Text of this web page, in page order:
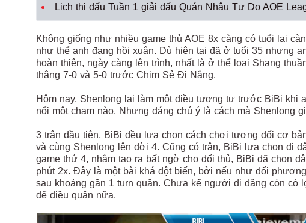
Lịch thi đấu Tuần 1 giải đấu Quán Nhậu Tự Do AOE
Không giống như nhiều game thủ AOE 8x càng có tuổi lại
như thể anh đang hồi xuân. Dù hiện tại đã ở tuổi 35 nhưng
hoàn thiện, ngày càng lên trình, nhất là ở thể loại Shang
thắng 7-0 và 5-0 trước Chim Sẻ Đi Nắng.
Hôm nay, Shenlong lại làm một điều tương tự trước BiBi khi
nổi một chạm nào. Nhưng đáng chú ý là cách mà Shenlong
3 trận đầu tiên, BiBi đều lựa chọn cách chơi tương đối cơ
và cùng Shenlong lên đời 4. Cũng có trận, BiBi lựa chọn đi
game thứ 4, nhằm tạo ra bất ngờ cho đối thủ, BiBi đã chọn
phút 2x. Đây là một bài khá đột biến, bởi nếu như đối
sau khoảng gần 1 turn quân. Chưa kể người đi dâng còn có
để điều quân nữa.